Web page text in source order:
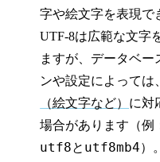
字や絵文字を表現で
UTF-8は広範な文字
ますが、データベー
ンや設定によっては
（絵文字など） に対
場合があります（例
utf8と utf8mb4）。